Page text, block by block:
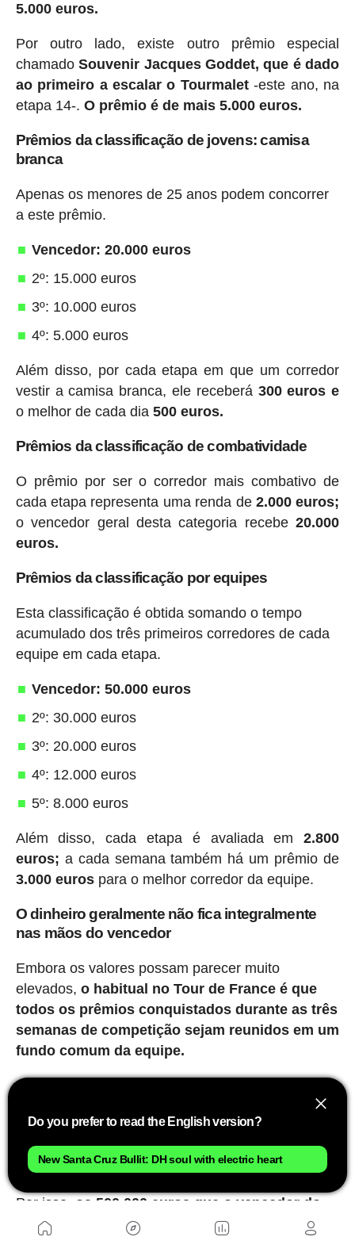
5.000 euros.
Por outro lado, existe outro prêmio especial
chamadoSouvenir Jacques Goddet, que é dado
ao primeiro a escalar o Tourmalet-este ano, na
etapa 14-. O prêmio é de mais 5.000 euros.
Prêmios da classificação de jovens: camisa
branca
Apenas os menores de 25 anos podem concorrer
a este prêmio.
Vencedor: 20.000 euros
2º: 15.000 euros
3º: 10.000 euros
4º: 5.000 euros
Além disso, por cada etapa em que um corredor
vestir a camisa branca, ele receberá 300 euros e
o melhor de cada dia500 euros.
Prêmios da classificação de combatividade
O prêmio por ser o corredor mais combativo de
cada etapa representa uma renda de 2.000 euros;
o vencedor geral desta categoria recebe20.000
euros.
Prêmios da classificação por equipes
Esta classificação é obtida somando o tempo
acumulado dos três primeiros corredores de cada
equipe em cada etapa.
Vencedor: 50.000 euros
2º: 30.000 euros
3º: 20.000 euros
4º: 12.000 euros
5º: 8.000 euros
Além disso, cada etapa é avaliada em2.800
euros; a cada semana também há um prêmio de
3.000 eurospara o melhor corredor da equipe.
O dinheiro geralmente não fica integralmente
nas mãos do vencedor
Embora os valores possam parecer muito
elevados, o habitual no Tour de France é que
todos os prêmios conquistados durante as três
semanas de competição sejam reunidos em um
fundo comum da equipe.
Posteriormente, esse montante é repartido entre
massagistas e demais membros da equipe,
recompensando assim o trabalho coletivo por trás
de cada vitória, classificação ou camisa.
Por isso,
os 500.000 euros que o vencedor do
Tour recebe não costumam ficar integralmente
Do you prefer to read the English version?
New Santa Cruz Bullit: DH soul with electric heart